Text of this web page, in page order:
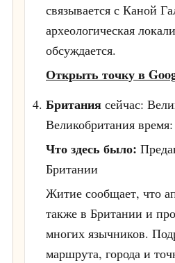
связывается с Каной
археологическая
обсуждается.
Открыть точку в
Британия сейчас:
Великобритания
Что здесь было:
Британии
Житие сообщает, что
также в Британии и
многих язычников.
маршрута, города и